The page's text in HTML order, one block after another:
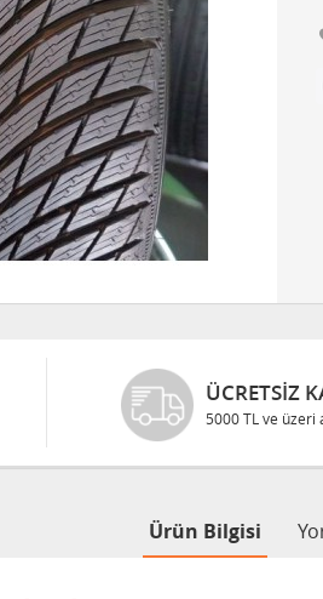
ÜCRETSIZ
5000 TL ve üzeri
Ürün Bilgisi